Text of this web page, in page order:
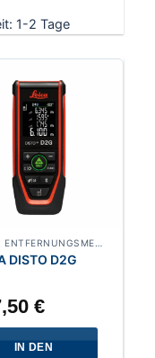
1-2 Tage
DISTO D2G
€
IN DEN